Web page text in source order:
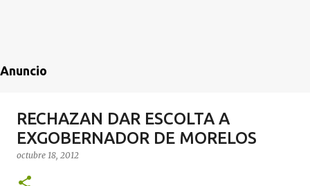
Anuncio
RECHAZAN DAR ESCOLTA A
EXGOBERNADOR DE MORELOS
octubre 18, 2012